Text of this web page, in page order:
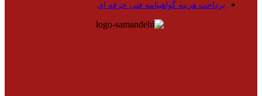
پرداخت هزینه گواهینامه فنی حرفه ای